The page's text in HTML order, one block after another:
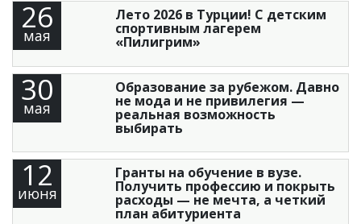
26
мая
Лето 2026 в Турции! С детским
спортивным лагерем
«Пилигрим»
30
мая
Образование за рубежом. Давно
не мода и не привилегия —
реальная возможность
выбирать
12
июня
Гранты на обучение в вузе.
Получить профессию и покрыть
расходы — не мечта, а четкий
план абитуриента